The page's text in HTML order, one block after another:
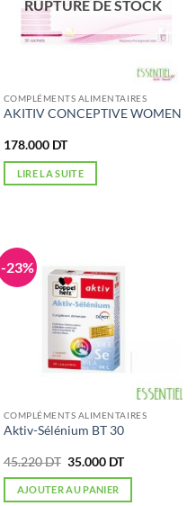
RUPTURE DE STOCK
COMPLÉMENTS ALIMENTAIRES
AKITIV CONCEPTIVE WOMEN
178.000 DT
LIRE LA SUITE
-23%
COMPLÉMENTS ALIMENTAIRES
Aktiv-Sélénium BT 30
45.220DT Le
initial
était :
35.000 DTLe
AJOUTER AU PANIER